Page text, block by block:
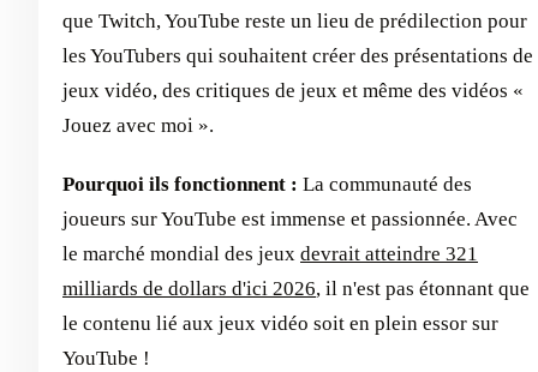
que Twitch, YouTube reste un lieu de prédilection pour
les YouTubers qui souhaitent créer des présentations de
jeux vidéo, des critiques de jeux et même des vidéos «
Jouez avec moi ».
Pourquoi ils fonctionnent : La communauté des
joueurs sur YouTube est immense et passionnée. Avec
le marché mondial des jeux devrait atteindre 321
milliards de dollars d'ici 2026, il n'est pas étonnant que
le contenu lié aux jeux vidéo soit en plein essor sur
YouTube !